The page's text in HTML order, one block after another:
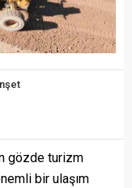
gözde turizm
bir ulaşım